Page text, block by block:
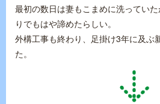
最初の数日は妻もこまめに洗ってい
りでもはや諦めたらしい。
外構工事も終わり、足掛け3年に及ぶ
た。